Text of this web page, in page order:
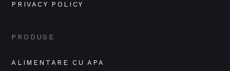
PRIVACY POLICY
PRODUSE
ALIMENTARE CU APA